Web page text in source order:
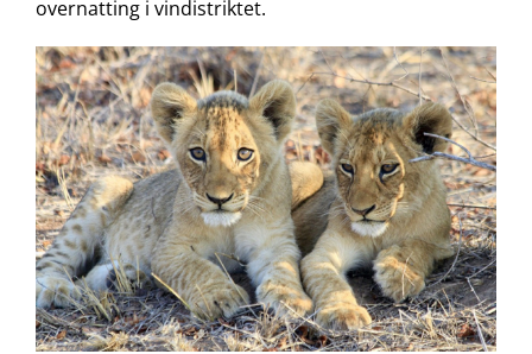
overnatting i vindistriktet.